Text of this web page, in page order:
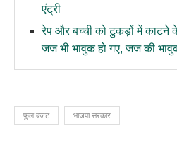
एंट्री
रेप और बच्ची को टुकड़ों में काटने
जज भी भावुक हो गए, जज की
फुल बजट भाजपा सरकार